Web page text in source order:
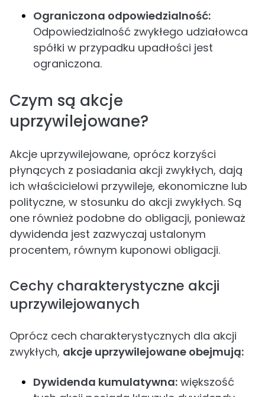
Ograniczona odpowiedzialność:
Odpowiedzialność zwykłego udziałowca
spółki w przypadku upadłości jest
ograniczona.
Czym są akcje
uprzywilejowane?
Akcje uprzywilejowane, oprócz korzyści
płynących z posiadania akcji zwykłych, dają
ich właścicielowi przywileje, ekonomiczne lub
polityczne, w stosunku do akcji zwykłych. Są
one również podobne do obligacji, ponieważ
dywidenda jest zazwyczaj ustalonym
procentem, równym kuponowi obligacji.
Cechy charakterystyczne akcji
uprzywilejowanych
Oprócz cech charakterystycznych dla akcji
zwykłych, akcje uprzywilejowane obejmują:
Dywidenda kumulatywna: większość